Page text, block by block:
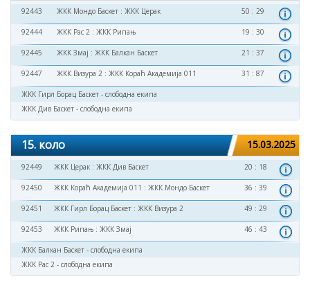
92443 ЖКК Мондо Баскет : ЖКК Церак 50 : 29
92444 ЖКК Рас 2 : ЖКК Рипањ 19 : 30
92445 ЖКК Змај : ЖКК Балкан Баскет 21 : 37
92447 ЖКК Визура 2 : ЖКК Кораћ Академија 011 31 : 87
ЖКК Гирл Борац Баскет - слободна екипа
ЖКК Див Баскет - слободна екипа
15. коло 15.03.2025
92449 ЖКК Церак : ЖКК Див Баскет 20 : 18
92450 ЖКК Кораћ Академија 011 : ЖКК Мондо Баскет 36 : 39
92451 ЖКК Гирл Борац Баскет : ЖКК Визура 2 49 : 29
92453 ЖКК Рипањ : ЖКК Змај 46 : 43
ЖКК Балкан Баскет - слободна екипа
ЖКК Рас 2 - слободна екипа